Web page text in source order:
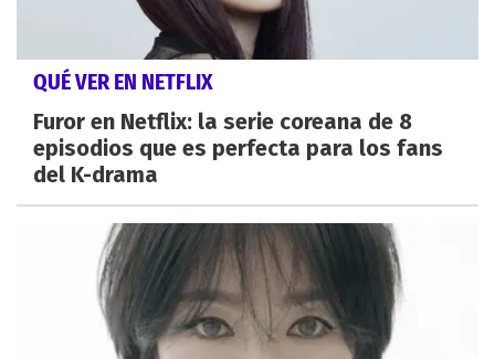
QUÉ VER EN NETFLIX
Furor en Netflix: la serie coreana de 8
episodios que es perfecta para los fans
del K-drama